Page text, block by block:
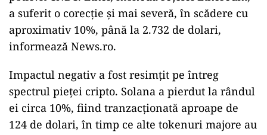
a suferit o corecție și mai severă, în scădere cu
aproximativ 10%, până la 2.732 de dolari,
informează News.ro.
Impactul negativ a fost resimțit pe întreg
spectrul pieței cripto. Solana a pierdut la rândul
ei circa 10%, fiind tranzacționată aproape de
124 de dolari, în timp ce alte tokenuri majore au